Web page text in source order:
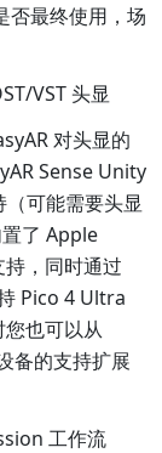
否最终使用，场
VST 头显
对头显的
Sense Unity
可能需要头显
了 Apple
，同时通过
Pico 4 Ultra
也可以从
备的支持扩展
工作流